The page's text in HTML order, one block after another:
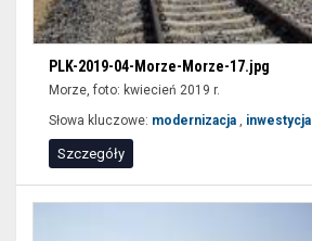
PLK-2019-04-Morze-Morze-17.jpg
Morze, foto: kwiecień 2019 r.
Słowa kluczowe: modernizacja , inwestycja
Szczegóły